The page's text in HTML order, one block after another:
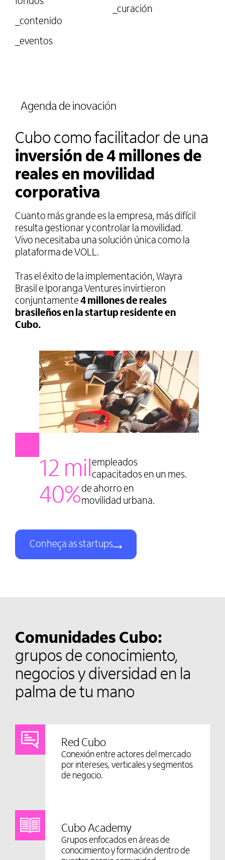
_contenido
_eventos
_curación
Agenda de inovación
Cubo como facilitador de una
inversión de 4 millones de
reales en movilidad
corporativa
Cuanto más grande es la empresa, más difícil
resulta gestionar y controlar la movilidad.
Vivo necesitaba una solución única como la
plataforma de VOLL.
Tras el éxito de la implementación, Wayra
Brasil e Iporanga Ventures invirtieron
conjuntamente 4 millones de reales
brasileños en la startup residente en
Cubo.
12 milempleados
capacitados en un mes.
40%de ahorro en
movilidad urbana.
Conheça as startups
Comunidades Cubo:
grupos de conocimiento,
negocios y diversidad en la
palma de tu mano
Red Cubo
Conexión entre actores del mercado
por intereses, verticales y segmentos
de negocio.
Cubo Academy
Grupos enfocados en áreas de
conocimiento y formación dentro de